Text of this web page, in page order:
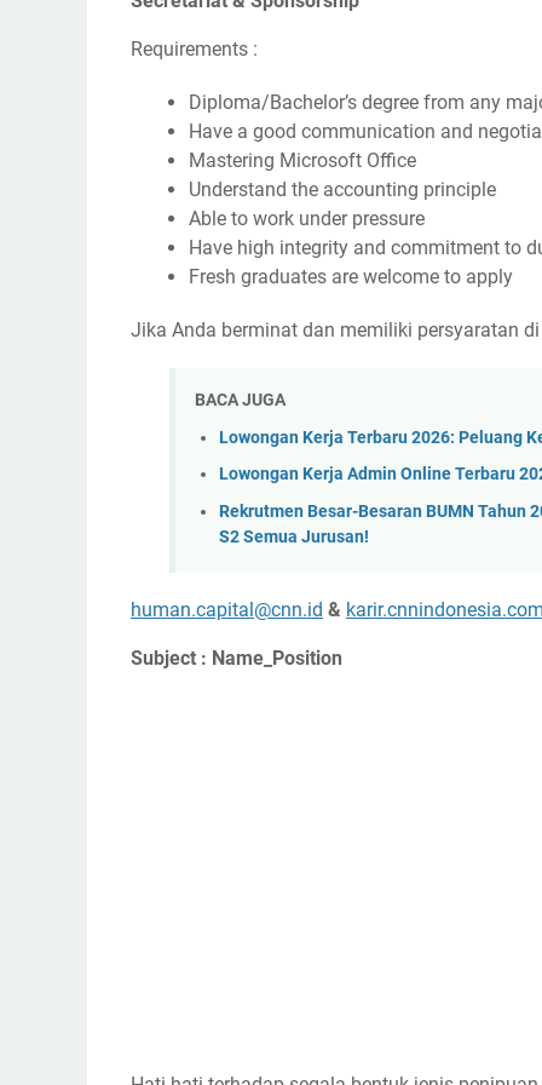
Requirements :
Diploma/Bachelor’s degree from any
Have a good communication and
Mastering Microsoft Office
Understand the accounting principle
Able to work under pressure
Have high integrity and commitment to
Fresh graduates are welcome to apply
Jika Anda berminat dan memiliki persyaratan
BACA JUGA
Lowongan Kerja Terbaru 2026: Peluang
Lowongan Kerja Admin Online Terbaru
Rekrutmen Besar-Besaran BUMN Tahun
S2 Semua Jurusan!
human.capital@cnn.id & karir.cnnindonesia.com
Subject : Name_Position